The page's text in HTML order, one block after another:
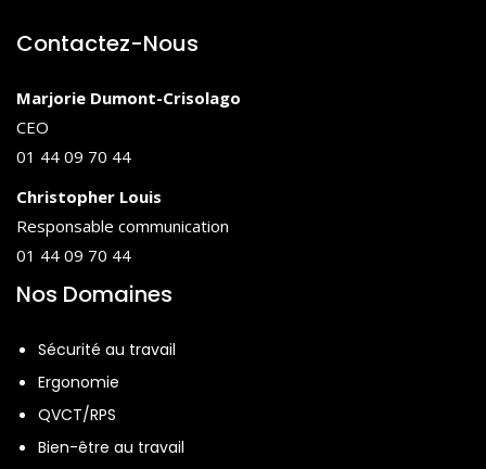
Contactez-Nous
Marjorie Dumont-Crisolago
CEO
01 44 09 70 44
Christopher Louis
Responsable communication
01 44 09 70 44
Nos Domaines
Sécurité au travail
Ergonomie
QVCT/RPS
Bien-être au travail